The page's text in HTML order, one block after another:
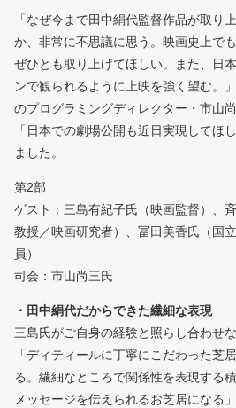
「なぜ今まで田中絹代監督作品が取り
か、非常に不思議に思う。映画史上で
ぜひとも取り上げてほしい。また、日
ンで観られるように上映を強く望む。
のプログラミングディレクター・市山
「日本での劇場公開も近日実現してほ
ました。
第2部
ゲスト：三島有紀子氏（映画監督）、
教授／映画研究者）、冨田美香氏（国
員）
司会：市山尚三氏
・田中絹代だからできた繊細な表現
三島氏がご自身の経験と照らし合わせ
「ディティールに丁寧にこだわった芝
る。繊細なところで関係性を表現する
メッセージを伝えられるお芝居になる」